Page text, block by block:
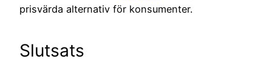
prisvärda alternativ för konsumenter.
Slutsats